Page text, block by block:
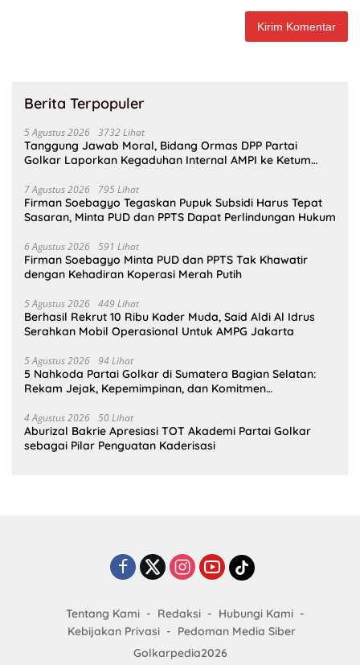
Berita Terpopuler
5 Agustus 2026 3732 Lihat
Tanggung Jawab Moral, Bidang Ormas DPP Partai
Golkar Laporkan Kegaduhan Internal AMPI ke Ketum
7 Agustus 2026 795 Lihat
Firman Soebagyo Tegaskan Pupuk Subsidi Harus Tepat
Sasaran, Minta PUD dan PPTS Dapat Perlindungan Hukum
6 Agustus 2026 591 Lihat
Firman Soebagyo Minta PUD dan PPTS Tak Khawatir
dengan Kehadiran Koperasi Merah Putih
5 Agustus 2026 449 Lihat
Berhasil Rekrut 10 Ribu Kader Muda, Said Aldi Al Idrus
Serahkan Mobil Operasional Untuk AMPG Jakarta
5 Agustus 2026 94 Lihat
5 Nahkoda Partai Golkar di Sumatera Bagian Selatan:
Rekam Jejak, Kepemimpinan, dan Komitmen
4 Agustus 2026 50 Lihat
Aburizal Bakrie Apresiasi TOT Akademi Partai Golkar
sebagai Pilar Penguatan Kaderisasi
Tentang Kami Redaksi
Hubungi Kami
Kebijakan Privasi
Pedoman Media Siber
Golkarpedia2026